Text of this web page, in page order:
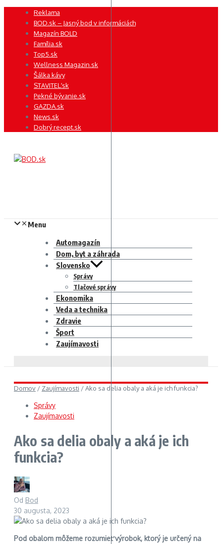
Preskočiť Reklama
BOD.sk – Jasný bod v informáciách
Magazín BOLD
Família.sk
Top5.sk
Wellness Magazin.sk
Šálka kávy
STAVITEĽ.sk
Pekné bývanie.sk
GAZDA.sk
News.sk
Dobrý recept.sk
Menu
Automagazín
Dom, byt a záhrada
Slovensko
Správy
Tlačové správy
Ekonomika
Veda a technika
Zdravie
Šport
Zaujímavosti
Domov / Zaujímavosti /Ako sa delia obaly a aká je ich funkcia?
Správy
Zaujímavosti
Ako sa delia obaly a aká je ich
funkcia?
Od Bod
30 augusta, 2023
Pod obalom môžeme rozumieť výrobok, ktorý je určený na